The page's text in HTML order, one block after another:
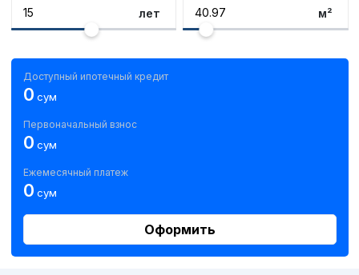
лет м²
Доступный ипотечный кредит
0 сум
Первоначальный взнос
0 сум
Ежемесячный платеж
0 сум
Оформить